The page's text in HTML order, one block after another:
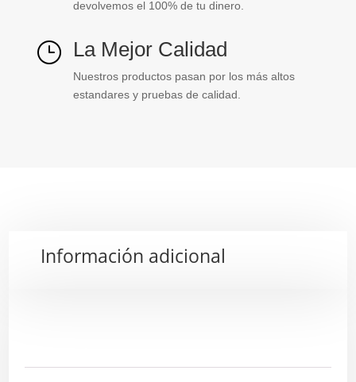
devolvemos el 100% de tu dinero.
} La Mejor Calidad
Nuestros productos pasan por los más altos
estandares y pruebas de calidad.
Información adicional